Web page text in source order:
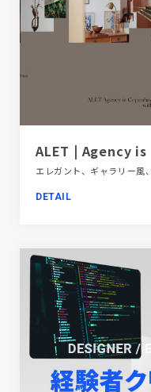
DETAIL